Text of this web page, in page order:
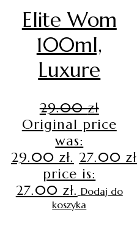
Elite Wom
100ml,
Luxure
29.00zł
Original price
was:
29.00 zł. 27.00 zł
price is:
27.00 zł. Dodaj do
koszyka